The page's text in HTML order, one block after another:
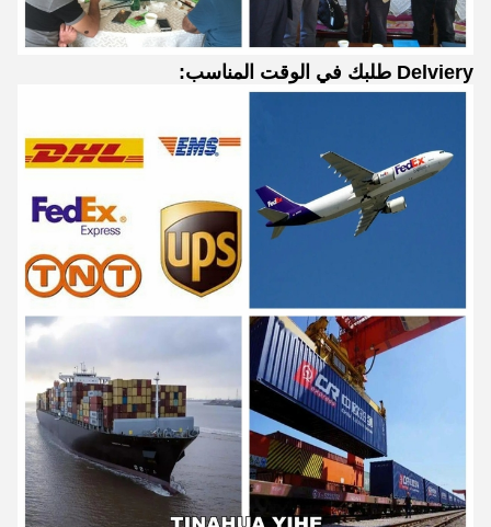
Delviery طلبك في الوقت المناسب: